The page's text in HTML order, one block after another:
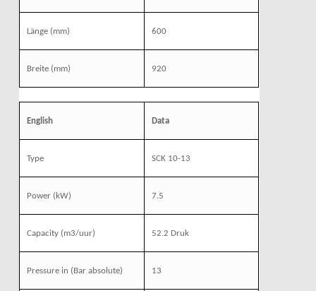
Länge (mm) 600
Breite (mm) 920
English Data
Type SCK 10-13
Power (kW) 7.5
Capacity (m3/uur) 52.2 Druk
Pressure in (Bar absolute) 13